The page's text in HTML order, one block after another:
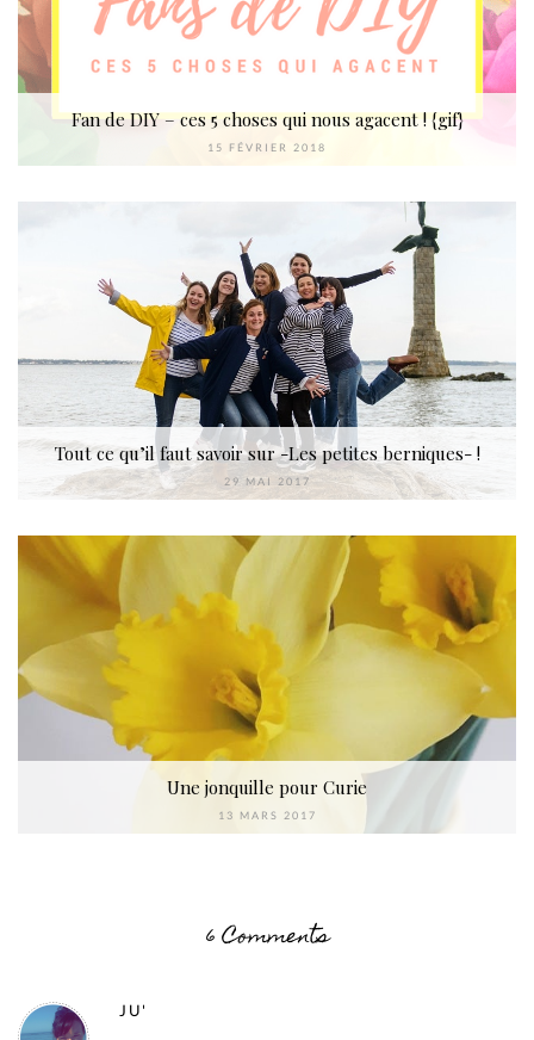
Fan de DIY – ces 5 choses qui nous agacent ! {gif}
15 FÉVRIER 2018
Tout ce qu’il faut savoir sur -Les petites berniques- !
29 MAI 2017
Une jonquille pour Curie
13 MARS 2017
6 Comments
JU'